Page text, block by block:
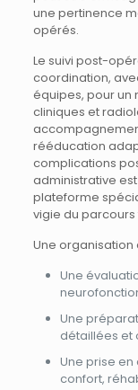
une pertinence
opérés.
Le suivi post-
coordination,
équipes, pour un
cliniques et
rééducation
complications
administrative
plateforme
vigie du
Une
Une
Une
détaillées et
Une prise
confort,